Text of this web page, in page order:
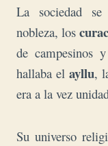
La sociedad
nobleza, los
de campesinos
hallaba elayllu,
era a la vez
Su universo